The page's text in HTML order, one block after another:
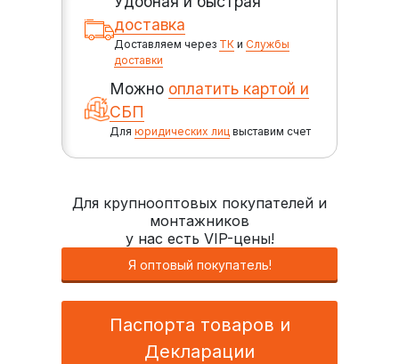
доставка
Доставляем через ТК иСлужбы
доставки
Можно оплатить картой и
СБП
Дляюридических лиц выставим счет
Для крупнооптовых покупателей и
монтажников
у нас есть VIP-цены!
Я оптовый покупатель!
Паспорта товаров и
Декларации